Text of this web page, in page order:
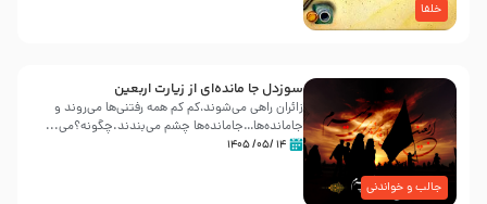
خلفا
جالب و خواندنی
سوزدل جا مانده‌ای از زیارت اربعین
زائران راهی می‌شوند،کم‌ کم همه رفتنی‌ها می‌روند و
جامانده‌ها…جامانده‌ها چشم می‌بندند.چگونه؟می‌...
۱۴ /۰۵/ ۱۴۰۵